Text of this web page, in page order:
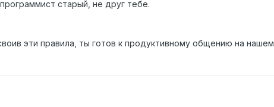
старый, не друг тебе.
эти правила, ты готов к продуктивному общению на нашем